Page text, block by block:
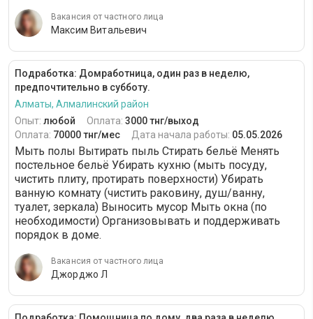
Вакансия от частного лица
Максим Витальевич
Подработка: Домработница, один раз в неделю,
предпочтительно в субботу.
Алматы, Алмалинский район
Опыт: любой Оплата: 3000 тнг/выход
Оплата: 70000 тнг/мес Дата начала работы: 05.05.2026
Мыть полы Вытирать пыль Стирать бельё Менять
постельное бельё Убирать кухню (мыть посуду,
чистить плиту, протирать поверхности) Убирать
ванную комнату (чистить раковину, душ/ванну,
туалет, зеркала) Выносить мусор Мыть окна (по
необходимости) Организовывать и поддерживать
порядок в доме.
Вакансия от частного лица
Джорджо Л